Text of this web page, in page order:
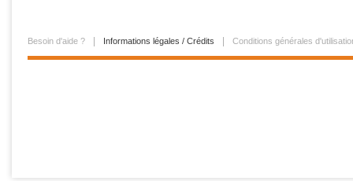
Besoin d'aide ? Informations légales / Crédits Conditions générales